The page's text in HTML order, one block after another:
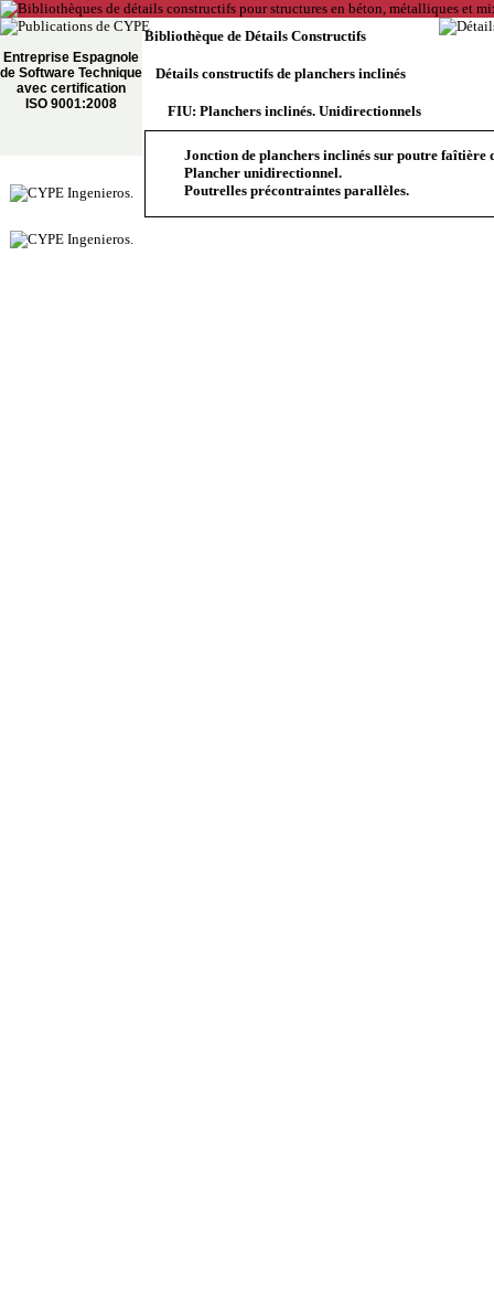
Entreprise Espagnole
de Software Technique
avec certification
ISO 9001:2008
Bibliothèque de Détails Constructifs
Détails constructifs de planchers inclinés
FIU: Planchers inclinés. Unidirectionnels
Jonction de planchers inclinés sur poutre faîtière
Plancher unidirectionnel.
Poutrelles précontraintes parallèles.